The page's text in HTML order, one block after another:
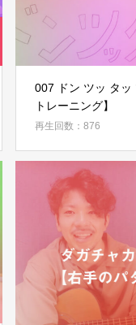
007 ドン ツッ タッ
トレーニング】
再生回数：876